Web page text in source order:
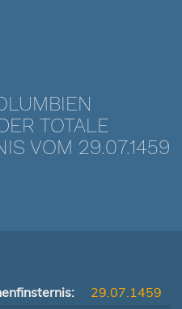
TOTALE
VOM 29.07.1459
29.07.1459